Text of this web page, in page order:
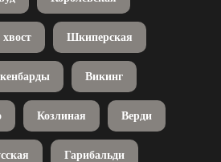
Шкиперская
Викинг
Козлиная Верди
Гарибальди